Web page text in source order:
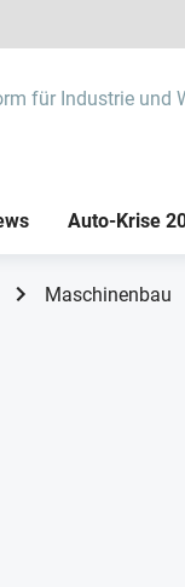
für Industrie und
Auto-Krise
Maschinenbau